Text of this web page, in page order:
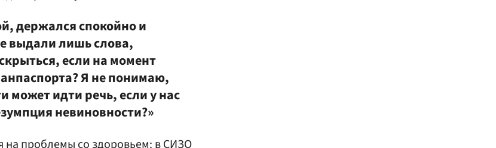
держался спокойно и
выдали лишь слова,
если на момент
Я не понимаю,
может идти речь, если у нас
невиновности?»
проблемы со здоровьем: вСИЗО